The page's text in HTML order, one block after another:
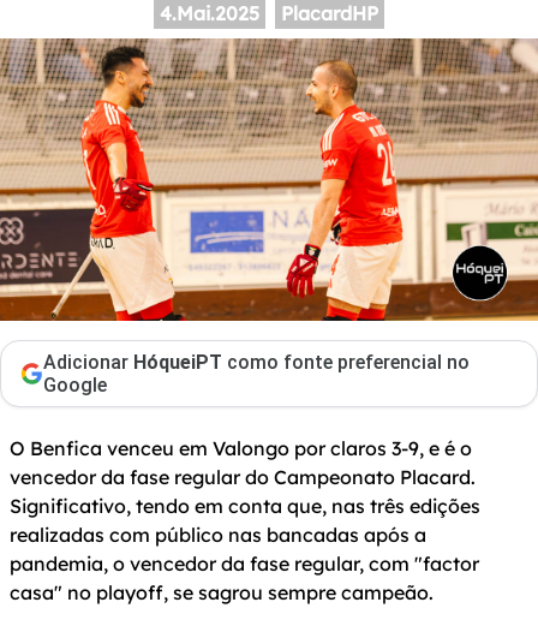
4.Mai.2025 PlacardHP
Adicionar HóqueiPT como fonte preferencial no
Google
O Benfica venceu em Valongo por claros 3-9, e é o
vencedor da fase regular do Campeonato Placard.
Significativo, tendo em conta que, nas três edições
realizadas com público nas bancadas após a
pandemia, o vencedor da fase regular, com "factor
casa" no playoff, se sagrou sempre campeão.